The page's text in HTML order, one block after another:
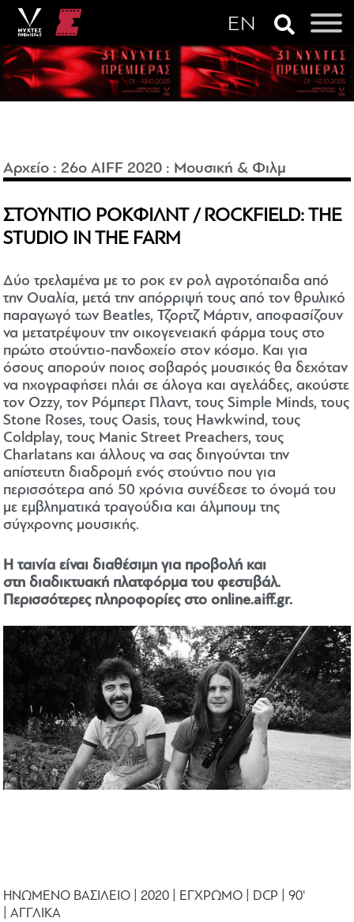
Αρχείο :26o AIFF 2020 : Μουσική & Φιλμ
ΣΤΟΥΝΤΙΟ ΡΟΚΦΙΛΝΤ / ROCKFIELD: THE
STUDIO IN THE FARM
Δύο τρελαμένα με το ροκ εν ρολ αγροτόπαιδα από
την Ουαλία, μετά την απόρριψή τους από τον θρυλικό
παραγωγό των Beatles, Τζορτζ Μάρτιν, αποφασίζουν
να μετατρέψουν την οικογενειακή φάρμα τους στο
πρώτο στούντιο-πανδοχείο στον κόσμο. Και για
όσους απορούν ποιος σοβαρός μουσικός θα δεχόταν
να ηχογραφήσει πλάι σε άλογα και αγελάδες, ακούστε
τον Ozzy, τον Ρόμπερτ Πλαντ, τους Simple Minds, τους
Stone Roses, τους Oasis, τους Hawkwind, τους
Coldplay, τους Manic Street Preachers, τους
Charlatans και άλλους να σας διηγούνται την
απίστευτη διαδρομή ενός στούντιο που για
περισσότερα από 50 χρόνια συνέδεσε το όνομά του
με εμβληματικά τραγούδια και άλμπουμ της
σύγχρονης μουσικής.
Η ταινία είναι διαθέσιμη για προβολή και
στη διαδικτυακή πλατφόρμα του φεστιβάλ.
Περισσότερες πληροφορίες στοonline.aiff.gr.
ΗΝΩΜΕΝΟ ΒΑΣΙΛΕΙΟ | 2020 | ΕΓΧΡΩΜΟ | DCP | 90'
| ΑΓΓΛΙΚΑ